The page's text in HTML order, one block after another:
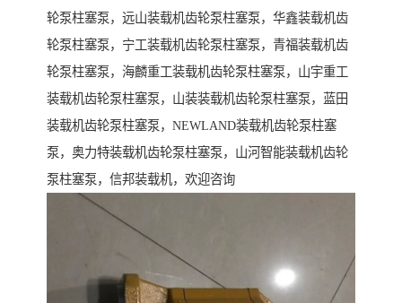
轮泵柱塞泵，远山装载机齿轮泵柱塞泵，华鑫装载机齿
轮泵柱塞泵，宁工装载机齿轮泵柱塞泵，青福装载机齿
轮泵柱塞泵，海麟重工装载机齿轮泵柱塞泵，山宇重工
装载机齿轮泵柱塞泵，山装装载机齿轮泵柱塞泵，蓝田
装载机齿轮泵柱塞泵，NEWLAND装载机齿轮泵柱塞
泵，奥力特装载机齿轮泵柱塞泵，山河智能装载机齿轮
泵柱塞泵，信邦装载机，欢迎咨询